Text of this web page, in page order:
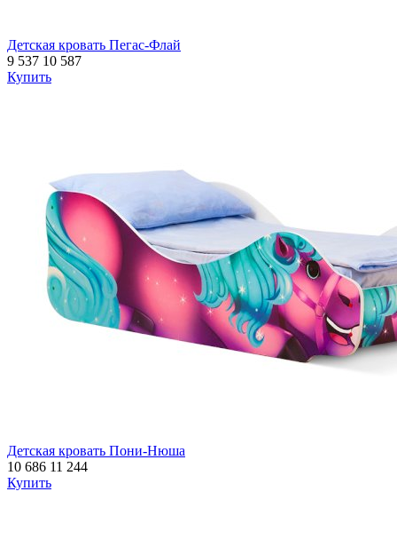
Детская кровать Пегас-Флай
9 537 10 587
Купить
Детская кровать Пони-Нюша
10 686 11 244
Купить